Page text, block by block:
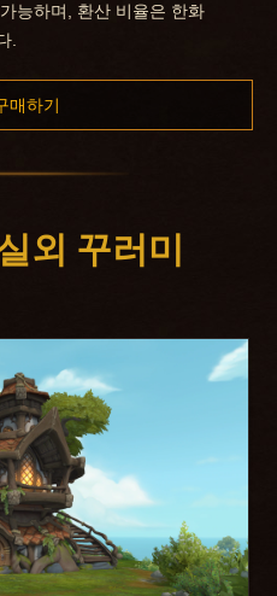
능하며, 환산 비율은 한화
.
매하기
외 꾸러미